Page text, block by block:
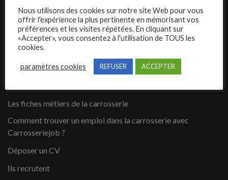
Questions fréquentes
Blog
Contact
Les fiches métiers de la carrosserie
Comment trouver un emploi dans la carrosserie avec
Carrosseriejob ?
Déposer un CV
Ils recrutent
Nous utilisons des cookies sur notre site Web pour vous
offrir l'expérience la plus pertinente en mémorisant vos
préférences et les visites répétées. En cliquant sur
«Accepter», vous consentez à l'utilisation de TOUS les
cookies.
paramètres cookies REFUSER ACCEPTER